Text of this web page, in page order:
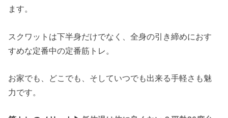
ます。
スクワットは下半身だけでなく、全身の引き締めにおす
すめな定番中の定番筋トレ。
お家でも、どこでも、そしていつでも出来る手軽さも魅
力です。